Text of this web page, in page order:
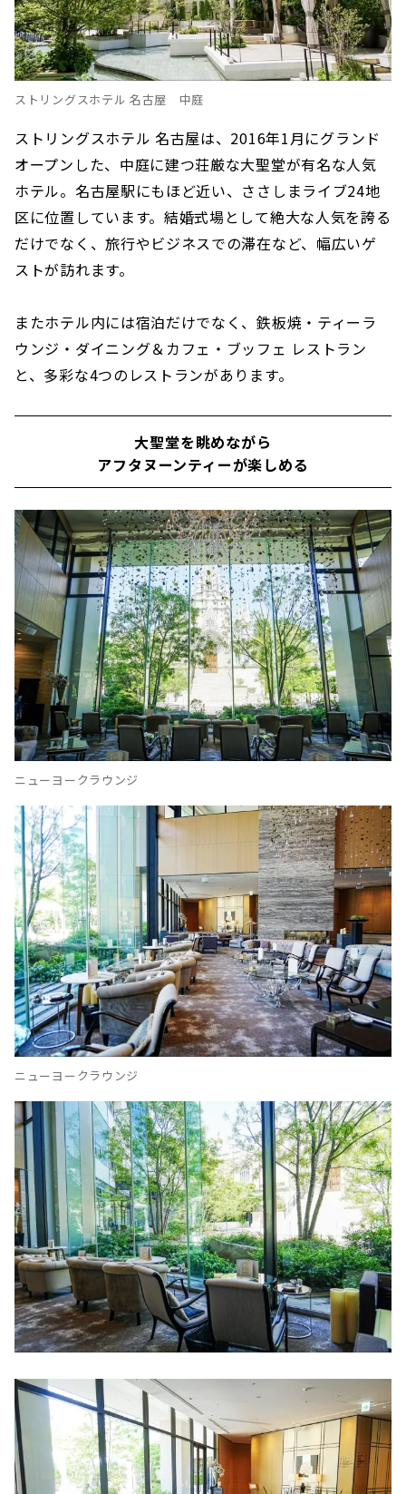
ストリングスホテル 名古屋 中庭
ストリングスホテル 名古屋は、2016年1月にグランド
オープンした、中庭に建つ荘厳な大聖堂が有名な人気
ホテル。名古屋駅にもほど近い、ささしまライブ24地
区に位置しています。結婚式場として絶大な人気を誇る
だけでなく、旅行やビジネスでの滞在など、幅広いゲ
ストが訪れます。
またホテル内には宿泊だけでなく、鉄板焼・ティーラ
ウンジ・ダイニング＆カフェ・ブッフェ レストラン
と、多彩な4つのレストランがあります。
大聖堂を眺めながら
アフタヌーンティーが楽しめる
ニューヨークラウンジ
ニューヨークラウンジ